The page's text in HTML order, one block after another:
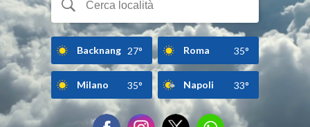
Backnang 27° Roma 35°
Milano 35° Napoli 33°